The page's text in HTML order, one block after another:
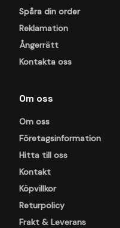
Spåra din order
Reklamation
Ångerrätt
Kontakta oss
Om oss
Om oss
Företagsinformation
Hitta till oss
Kontakt
Köpvillkor
Returpolicy
Frakt & Leverans